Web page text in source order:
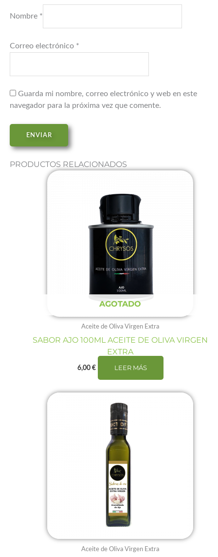
Nombre *
Correo electrónico *
Guarda mi nombre, correo electrónico y web en este
navegador para la próxima vez que comente.
PRODUCTOS RELACIONADOS
AGOTADO
Aceite de Oliva Virgen Extra
SABOR AJO 100ML ACEITE DE OLIVA VIRGEN
EXTRA
6,00 € LEER MÁS
Aceite de Oliva Virgen Extra